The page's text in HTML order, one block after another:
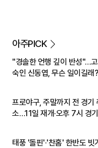
아주PICK
"경솔한 언행 깊이 반성"…고
숙인 신동엽, 무슨 일이길래?
프로야구, 주말까지 전 경기
소…11일 재개·오후 7시 경기
태풍 '돌핀'·'찬홈' 한반도 빗